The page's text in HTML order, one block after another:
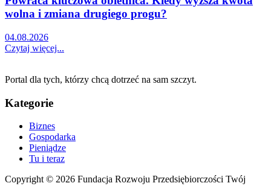
wolna i zmiana drugiego progu?
04.08.2026
Czytaj więcej...
Portal dla tych, którzy chcą dotrzeć na sam szczyt.
Kategorie
Biznes
Gospodarka
Pieniądze
Tu i teraz
Copyright © 2026 Fundacja Rozwoju Przedsiębiorczości Twój